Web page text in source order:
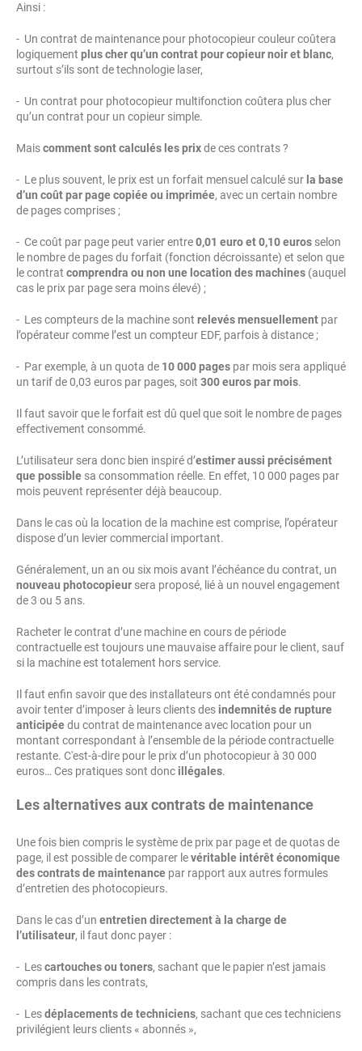
Ainsi :
- Un contrat de maintenance pour photocopieur couleur coûtera
logiquement plus cher qu’un contrat pour copieur noir et blanc,
surtout s’ils sont de technologie laser,
- Un contrat pour photocopieur multifonction coûtera plus cher
qu’un contrat pour un copieur simple.
Maiscomment sont calculés les prixde ces contrats ?
- Le plus souvent, le prix est un forfait mensuel calculé sur la base
d’un coût par page copiée ou imprimée, avec un certain nombre
de pages comprises ;
- Ce coût par page peut varier entre0,01 euro et 0,10 euros selon
le nombre de pages du forfait (fonction décroissante) et selon que
le contrat comprendra ou non une location des machines (auquel
cas le prix par page sera moins élevé) ;
- Les compteurs de la machine sont relevés mensuellement par
l’opérateur comme l’est un compteur EDF, parfois à distance ;
- Par exemple, à un quota de 10 000 pages par mois sera appliqué
un tarif de 0,03 euros par pages, soit 300 euros par mois.
Il faut savoir que le forfait est dû quel que soit le nombre de pages
effectivement consommé.
L’utilisateur sera donc bien inspiré d’estimer aussi précisément
que possible sa consommation réelle. En effet, 10 000 pages par
mois peuvent représenter déjà beaucoup.
Dans le cas où la location de la machine est comprise, l’opérateur
dispose d’un levier commercial important.
Généralement, un an ou six mois avant l’échéance du contrat, un
nouveau photocopieur sera proposé, lié à un nouvel engagement
de 3 ou 5 ans.
Racheter le contrat d’une machine en cours de période
contractuelle est toujours une mauvaise affaire pour le client, sauf
si la machine est totalement hors service.
Il faut enfin savoir que des installateurs ont été condamnés pour
avoir tenter d’imposer à leurs clients des indemnités de rupture
anticipéedu contrat de maintenance avec location pour un
montant correspondant à l’ensemble de la période contractuelle
restante. C'est-à-dire pour le prix d’un photocopieur à 30 000
euros… Ces pratiques sont donc illégales.
Les alternatives aux contrats de maintenance
Une fois bien compris le système de prix par page et de quotas de
page, il est possible de comparer levéritable intérêt économique
des contrats de maintenance par rapport aux autres formules
d’entretien des photocopieurs.
Dans le cas d’un entretien directement à la charge de
l’utilisateur, il faut donc payer :
- Lescartouches ou toners, sachant que le papier n’est jamais
compris dans les contrats,
- Lesdéplacements de techniciens, sachant que ces techniciens
privilégient leurs clients « abonnés »,